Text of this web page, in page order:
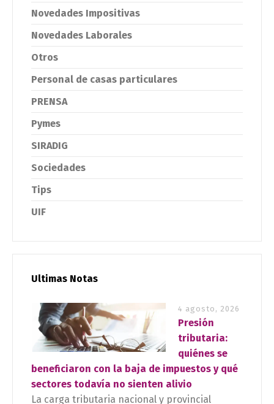
Novedades Impositivas
Novedades Laborales
Otros
Personal de casas particulares
PRENSA
Pymes
SIRADIG
Sociedades
Tips
UIF
Ultimas Notas
4 agosto, 2026
Presión
tributaria:
quiénes se
beneficiaron con la baja de impuestos y qué
sectores todavía no sienten alivio
La carga tributaria nacional y provincial